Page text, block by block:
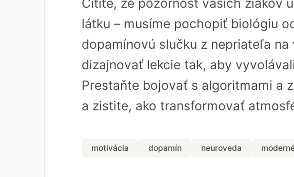
látku – musíme pochopiť biológiu
dopamínovú slučku z nepriateľa
dizajnovať lekcie tak, aby
Prestaňte bojovať s algoritmami a
a zistite, ako transformovať
motivácia dopamín neuroveda